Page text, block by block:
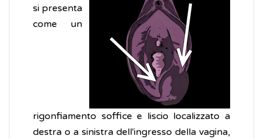
si presenta
come un
rigonfiamento soffice e liscio localizzato a
destra o a sinistra dell'ingresso della vagina,